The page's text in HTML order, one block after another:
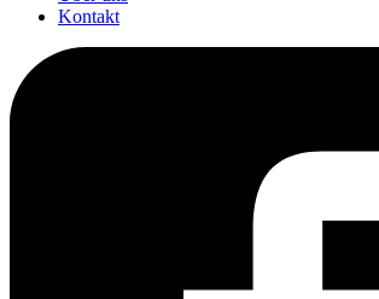
Kontakt